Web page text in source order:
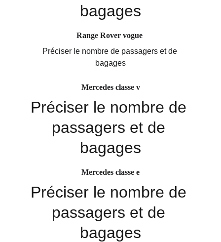
bagages
Mercedes classe e
Préciser le nombre de
passagers et de
bagages
Mercedes classe v
Préciser le nombre de
passagers et de
bagages
Range Rover vogue
Préciser le nombre de passagers et de
bagages